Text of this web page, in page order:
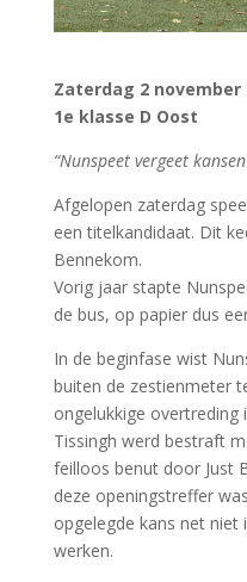
Zaterdag 2 november
1e klasse D Oost
“Nunspeet vergeet
Afgelopen zaterdag
een titelkandidaat. Dit
Bennekom.
Vorig jaar stapte
de bus, op papier dus
In de beginfase wist
buiten de zestienmeter
ongelukkige overtreding
Tissingh werd bestraft
feilloos benut door Just
deze openingstreffer
opgelegde kans net
werken.